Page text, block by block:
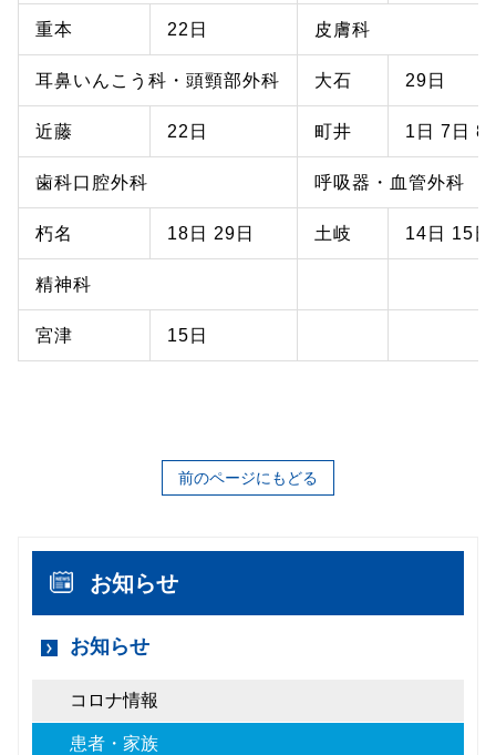
重本 22日 皮膚科
耳鼻いんこう科・頭頸部外科 大石 29日
近藤 22日 町井 1日 7日 8
歯科口腔外科 呼吸器・血管外科
朽名 18日 29日 土岐 14日 15日
精神科
宮津 15日
前のページにもどる
お知らせ
お知らせ
コロナ情報
患者・家族